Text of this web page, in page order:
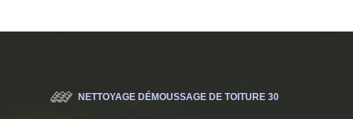
NETTOYAGE DÉMOUSSAGE DE TOITURE 30